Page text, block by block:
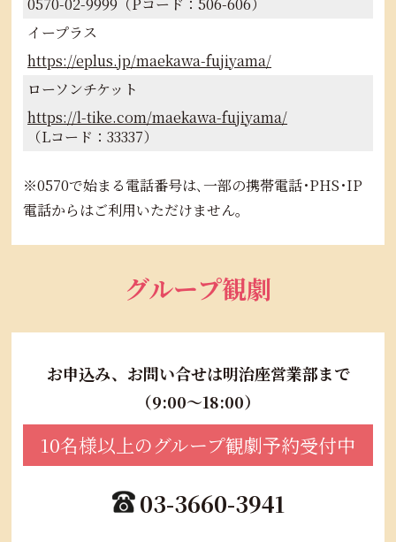
イープラス
https://eplus.jp/maekawa-fujiyama/
ローソンチケット
https://l-tike.com/maekawa-fujiyama/
（Lコード：33337）
※0570で始まる電話番号は､一部の携帯電話･PHS･IP
電話からはご利用いただけません｡
グループ観劇
お申込み、お問い合せは明治座営業部まで
（9:00～18:00）
10名様以上のグループ観劇予約受付中
03-3660-3941